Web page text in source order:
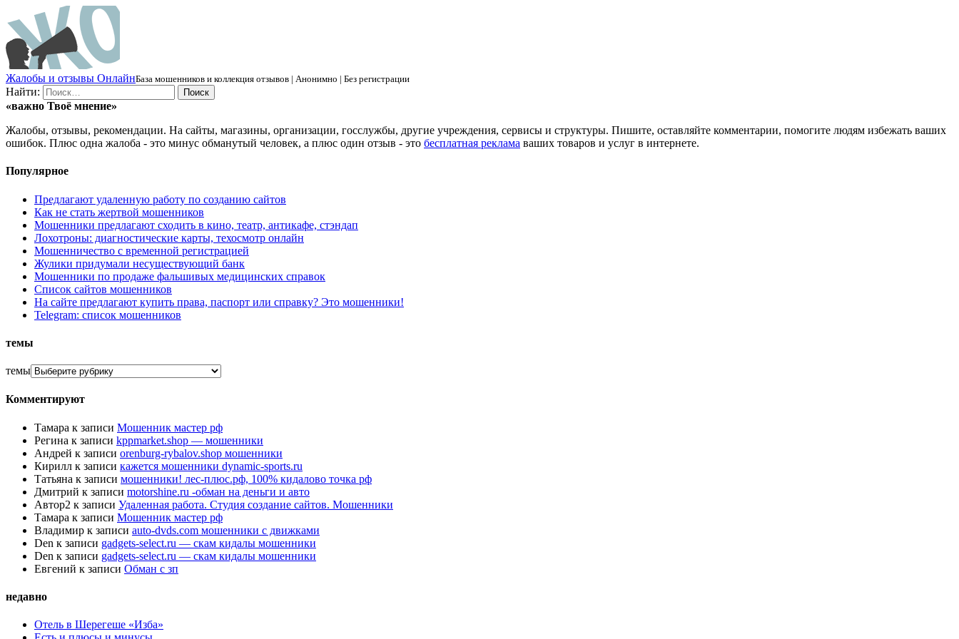
Жалобы и отзывы ОнлайнБаза мошенников и коллекция отзывов | Анонимно | Без регистрации
Найти:
«важно Твоё мнение»
Жалобы, отзывы, рекомендации. На сайты, магазины, организации, госслужбы, другие учреждения, сервисы и структуры. Пишите, оставляйте комментарии, помогите людям избежать ваших
ошибок. Плюс одна жалоба - это минус обманутый человек, а плюс один отзыв - это бесплатная реклама ваших товаров и услуг в интернете.
Популярное
Предлагают удаленную работу по созданию сайтов
Как не стать жертвой мошенников
Мошенники предлагают сходить в кино, театр, антикафе, стэндап
Лохотроны: диагностические карты, техосмотр онлайн
Мошенничество с временной регистрацией
Жулики придумали несуществующий банк
Мошенники по продаже фальшивых медицинских справок
Список сайтов мошенников
На сайте предлагают купить права, паспорт или справку? Это мошенники!
Telegram: список мошенников
темы
темы
Комментируют
Тамара к записи Мошенник мастер рф
Регина к записи kppmarket.shop — мошенники
Андрей к записи orenburg-rybalov.shop мошенники
Кирилл к записи кажется мошенники dynamic-sports.ru
Татьяна к записи мошенники! лес-плюс.рф, 100% кидалово точка рф
Дмитрий к записи motorshine.ru -обман на деньги и авто
Автор2 к записи Удаленная работа. Студия создание сайтов. Мошенники
Тамара к записи Мошенник мастер рф
Владимир к записи auto-dvds.com мошенники с движками
Den к записи gadgets-select.ru — скам кидалы мошенники
Den к записи gadgets-select.ru — скам кидалы мошенники
Евгений к записи Обман с зп
недавно
Отель в Шерегеше «Изба»